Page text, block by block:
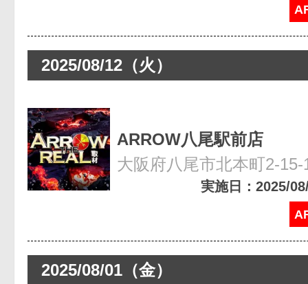
2025/08/12（火）
ARROW八尾駅前店
大阪府八尾市北本町2-15-
実施日：2025/
2025/08/01（金）